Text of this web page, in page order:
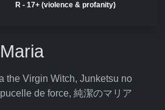
R - 17+ (violence & profanity)
the Virgin Witch, Junketsu no
de force, 純潔のマリア